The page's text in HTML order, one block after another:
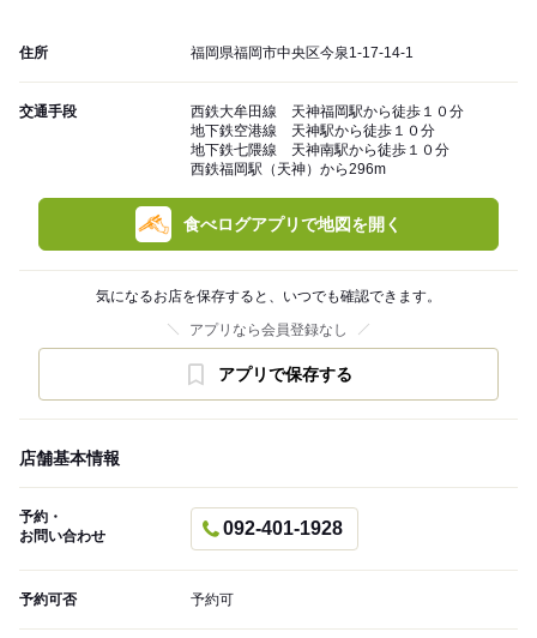
住所 福岡県福岡市中央区今泉1-17-14-1
交通手段
西鉄大牟田線 天神福岡駅から徒歩１０分
地下鉄空港線 天神駅から徒歩１０分
地下鉄七隈線 天神南駅から徒歩１０分
西鉄福岡駅（天神）から296m
食べログアプリで地図を開く
気になるお店を保存すると、いつでも確認できます。
アプリなら会員登録なし
アプリで保存する
店舗基本情報
予約・
お問い合わせ
092-401-1928
予約可否 予約可